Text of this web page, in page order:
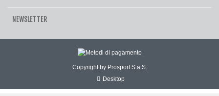
NEWSLETTER
Copyright by Prosport S.a.S.
Desktop